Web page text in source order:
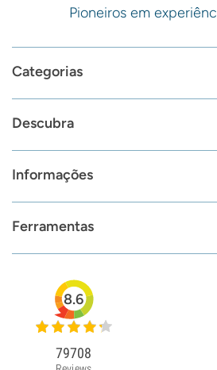
Pioneiros em
Categorias
Descubra
Informações
Ferramentas
8.6
79708